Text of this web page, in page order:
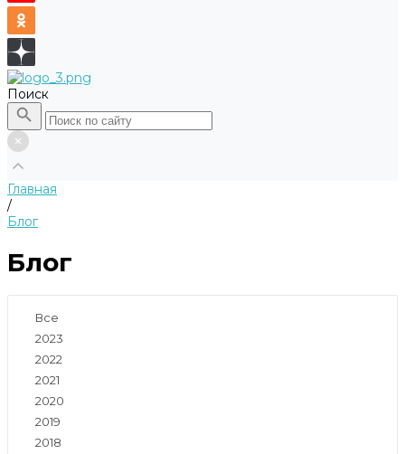
Поиск
Главная
/
Блог
Блог
Все
2023
2022
2021
2020
2019
2018